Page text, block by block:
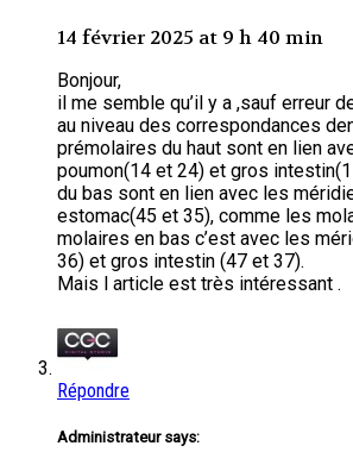
14 février 2025 at 9 h 40 min
Bonjour,
il me semble qu’il y a ,sauf erreur
au niveau des correspondances
prémolaires du haut sont en lien
poumon(14 et 24) et gros
du bas sont en lien avec les
estomac(45 et 35), comme les
molaires en bas c’est avec les
36) et gros intestin (47 et 37).
Mais l article est très intéressant .
Répondre
Administrateur says: